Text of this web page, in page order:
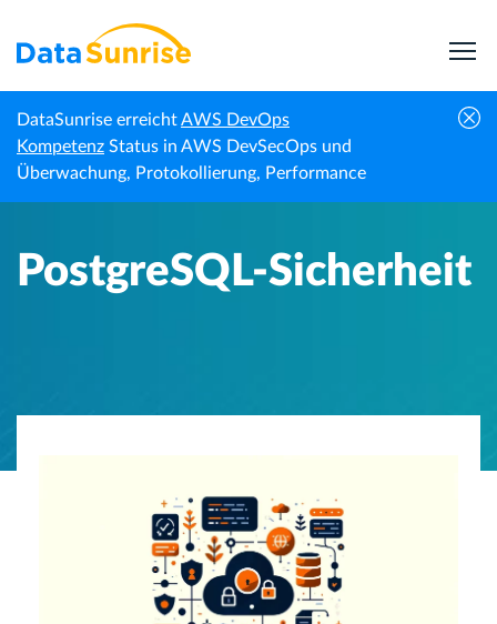
DataSunrise erreichtAWS DevOps
Kompetenz Status in AWS DevSecOps und
Überwachung, Protokollierung, Performance
Startseite Wissenszentrum PostgreSQL-Sicherheit
PostgreSQL-Sicherheit